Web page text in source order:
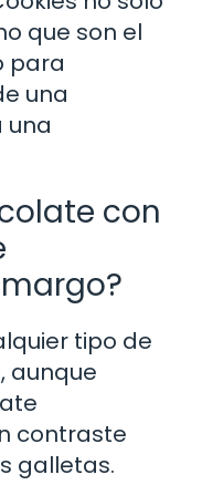
que son el
para
una
una
con
tipo de
aunque
contraste
galletas.